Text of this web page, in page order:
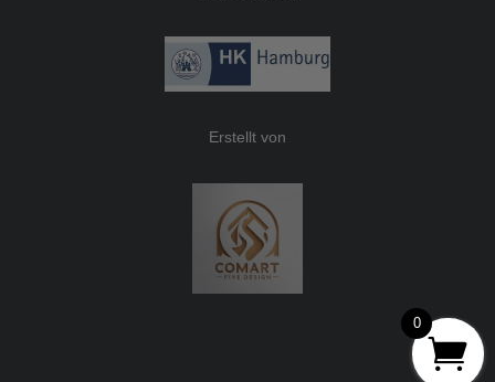
Erstellt von
0